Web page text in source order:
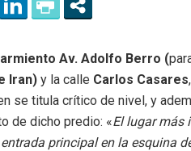
Av. Adolfo Berro (
Iran) y la calle Carlos Casares
se titula crítico de nivel, y
de dicho predio: «El lugar más
principal en la esquina